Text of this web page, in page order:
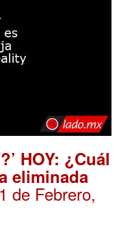
HOY: ¿Cuál
eliminada
de Febrero,